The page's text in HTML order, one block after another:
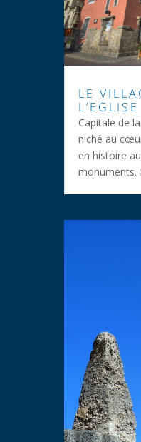
LE
L’EGLISE
Capitale de
niché au
en histoire
monuments.